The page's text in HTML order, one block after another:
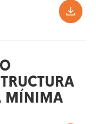
MÍNIMA